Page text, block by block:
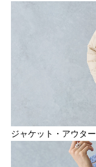
ジャケット・アウター